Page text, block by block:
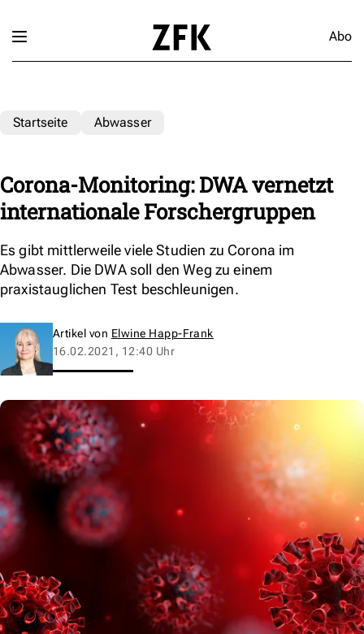
Abo
Startseite Abwasser
Corona-Monitoring: DWA vernetzt
internationale Forschergruppen
Es gibt mittlerweile viele Studien zu Corona im
Abwasser. Die DWA soll den Weg zu einem
praxistauglichen Test beschleunigen.
Artikel von Elwine Happ-Frank
16.02.2021, 12:40 Uhr